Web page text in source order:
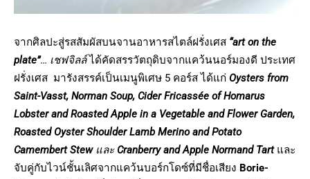
จากศิลปะสู่รสสัมผัสบนจานอาหารสไตล์ฝรั่งเศส “art on the
plate”… เชฟจิลล์ได้คัดสรรวัตถุดิบจากแคว้นนอร์มองดี ประเทศ
ฝรั่งเศส มารังสรรค์เป็นเมนูพิเศษ 5 คอร์ส ได้แก่ Oysters from
Saint-Vasst, Norman Soup, Cider Fricassée of Homarus
Lobster and Roasted Apple in a Vegetable and Flower Garden,
Roasted Oyster Shoulder Lamb Merino and Potato
Camembert Stew และ Cranberry and Apple Normand Tartและ
จับคู่กับไวน์ชั้นเลิศจากแคว้นบอร์กโดซ์ที่มีชื่อเสียง Borie-